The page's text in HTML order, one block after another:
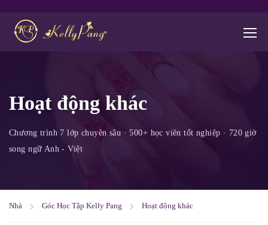
Hoạt động khác
Nhà Góc Học Tập Kelly Pang Hoạt động khác